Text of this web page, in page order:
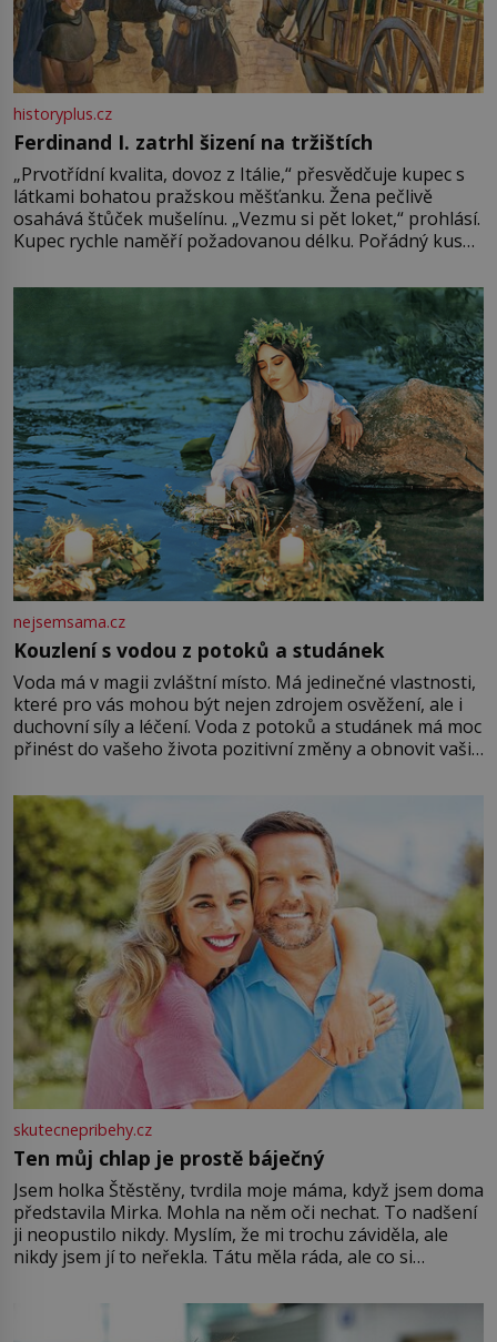
historyplus.cz
Ferdinand I. zatrhl šizení na tržištích
„Prvotřídní kvalita, dovoz z Itálie,“ přesvědčuje kupec s
látkami bohatou pražskou měšťanku. Žena pečlivě
osahává štůček mušelínu. „Vezmu si pět loket,“ prohlásí.
Kupec rychle naměří požadovanou délku. Pořádný kus
milostpaní. Stačí jenom na sukni,“ zhodnotí švadlena
množství růžového mušelínu. „Ošidili vás, podívejte.“
Vezme do ruky dřevěnou
nejsemsama.cz
Kouzlení s vodou z potoků a studánek
Voda má v magii zvláštní místo. Má jedinečné vlastnosti,
které pro vás mohou být nejen zdrojem osvěžení, ale i
duchovní síly a léčení. Voda z potoků a studánek má moc
přinést do vašeho života pozitivní změny a obnovit vaši
můžete obohatit své rituály a přinést do svého života
větší harmonii a klid. Je důležité
skutecnepribehy.cz
Ten můj chlap je prostě báječný
Jsem holka Štěstěny, tvrdila moje máma, když jsem doma
představila Mirka. Mohla na něm oči nechat. To nadšení
ji neopustilo nikdy. Myslím, že mi trochu záviděla, ale
nikdy jsem jí to neřekla. Tátu měla ráda, ale co si
Jsme spolu moc rádi Tehdy byla jiná doba, když